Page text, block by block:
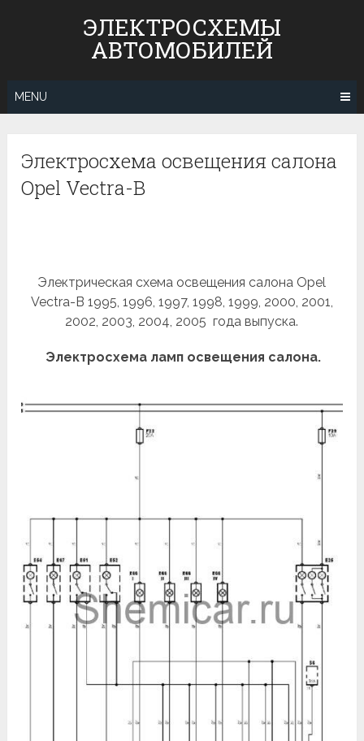
ЭЛЕКТРОСХЕМЫ
АВТОМОБИЛЕЙ
MENU
Электросхема освещения салона
Opel Vectra-B
Электрическая схема освещения салона Opel
Vectra-B 1995, 1996, 1997, 1998, 1999, 2000, 2001,
2002, 2003, 2004, 2005 года выпуска.
Электросхема ламп освещения салона.